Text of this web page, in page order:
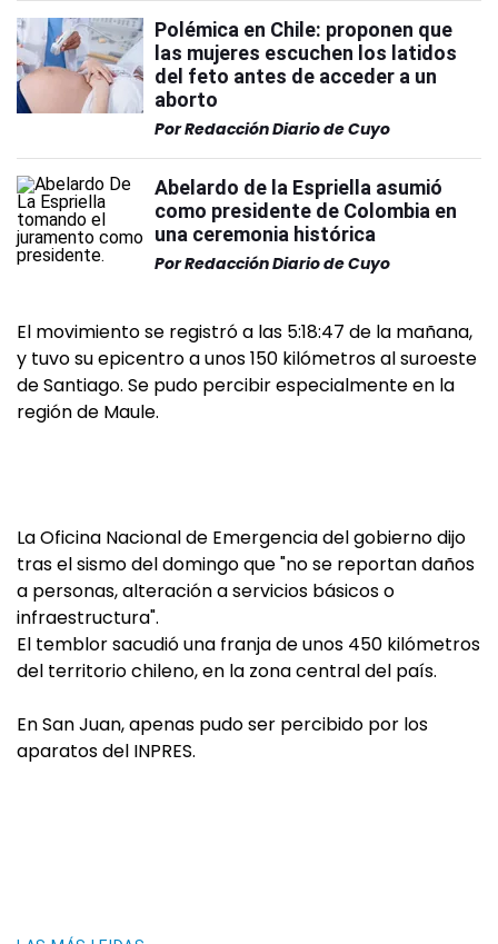
Polémica en Chile: proponen que
las mujeres escuchen los latidos
del feto antes de acceder a un
aborto
PorRedacción Diario de Cuyo
Abelardo de la Espriella asumió
como presidente de Colombia en
una ceremonia histórica
PorRedacción Diario de Cuyo
El movimiento se registró a las 5:18:47 de la mañana,
y tuvo su epicentro a unos 150 kilómetros al suroeste
de Santiago. Se pudo percibir especialmente en la
región de Maule.
La Oficina Nacional de Emergencia del gobierno dijo
tras el sismo del domingo que "no se reportan daños
a personas, alteración a servicios básicos o
infraestructura".
El temblor sacudió una franja de unos 450 kilómetros
del territorio chileno, en la zona central del país.
En San Juan, apenas pudo ser percibido por los
aparatos del INPRES.